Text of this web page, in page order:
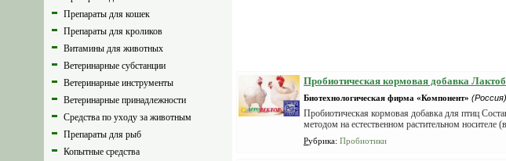
Препараты для кошек
Препараты для кроликов
Витамины для животных
Ветеринарные субстанции
Ветеринарные инструменты
Ветеринарные принадлежности
Средства по уходу за животным
Препараты для рыб
Копытные средства
Пробиотическая кормовая добавка
Биотехнологическая фирма «Компонент»
Пробиотическая кормовая добавка для птиц
методом на естественном растительном
Рубрика: Пробиотики